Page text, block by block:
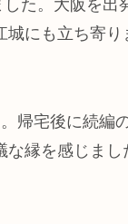
た。大阪を出
にも立ち寄
帰宅後に続編
縁を感じまし